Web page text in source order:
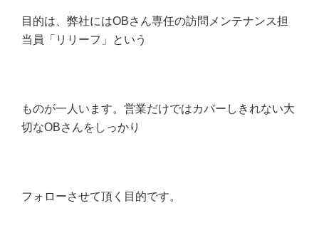
目的は、弊社にはOBさん専任の訪問メンテナンス担
当員「リリーフ」という
ものが一人います。営業だけではカバーしきれない大
切なOBさんをしっかり
フォローさせて頂く目的です。